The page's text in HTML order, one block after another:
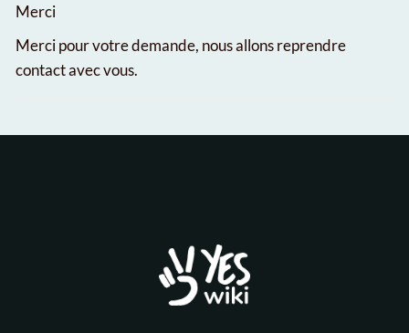
Merci
Merci pour votre demande, nous allons reprendre
contact avec vous.